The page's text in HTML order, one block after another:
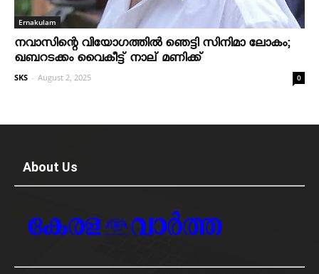
Ernakulam
നവാസിന്റെ വിയോഗത്തില്‍ ഞെട്ടി സിനിമാ ലോകം;
ഖബറടക്കം വൈകീട്ട് നാല് മണിക്ക്
SKS - August 2, 2025 0
About Us